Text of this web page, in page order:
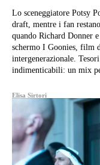
Lo sceneggiatore Potsy
draft, mentre i fan
quando Richard Donner
schermo I Goonies, film
intergenerazionale.
indimenticabili: un mix
Elisa Sirtori